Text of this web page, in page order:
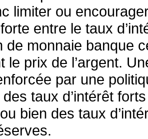
limiter ou
entre le taux
de monnaie banque
le prix de l’argent.
par une
taux d’intérêt
bien des taux